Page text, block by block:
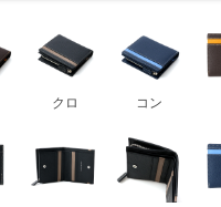
クロ コン